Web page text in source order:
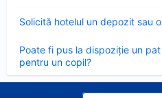
Solicită hotelul un depozit sau
închis
Poate fi pus la dispoziție un
pentru un copil?
închis